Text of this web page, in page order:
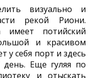
визуально и
рекой Риони.
имеет потийский
и красивом
у себя порт и здесь
Еще гуляя по
и отыскать